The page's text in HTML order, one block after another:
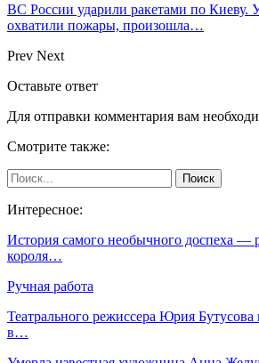
ВС России ударили ракетами по Киеву.
охватили пожары, произошла…
Prev Next
Оставьте ответ
Для отправки комментария вам
Смотрите также:
Интересное:
История самого необычного доспеха —
короля…
Ручная работа
Театрального режиссера Юрия Бутусова
в…